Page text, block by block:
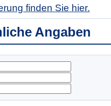
finden Sie hier.
Angaben